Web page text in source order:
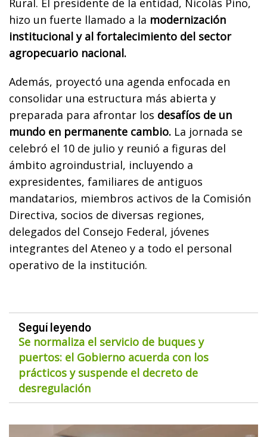
Rural. El presidente de la entidad, Nicolás Pino,
hizo un fuerte llamado a la modernización
institucional y al fortalecimiento del sector
agropecuario nacional.
Además, proyectó una agenda enfocada en
consolidar una estructura más abierta y
preparada para afrontar los desafíos de un
mundo en permanente cambio. La jornada se
celebró el 10 de julio y reunió a figuras del
ámbito agroindustrial, incluyendo a
expresidentes, familiares de antiguos
mandatarios, miembros activos de la Comisión
Directiva, socios de diversas regiones,
delegados del Consejo Federal, jóvenes
integrantes del Ateneo y a todo el personal
operativo de la institución.
Seguí leyendo
Se normaliza el servicio de buques y
puertos: el Gobierno acuerda con los
prácticos y suspende el decreto de
desregulación